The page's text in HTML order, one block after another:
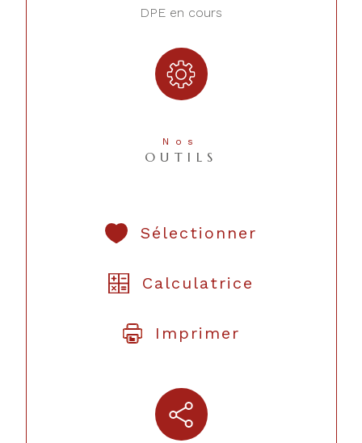
DPE en cours
Nos
OUTILS
Sélectionner
Calculatrice
Imprimer